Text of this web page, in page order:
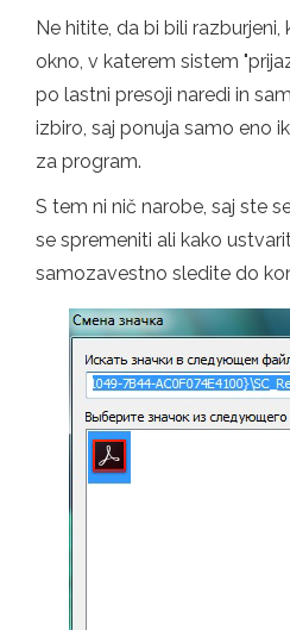
Ne hitite, da bi bili
okno, v katerem sistem
po lastni presoji naredi in
izbiro, saj ponuja samo eno
za program.
S tem ni nič narobe, saj ste
se spremeniti ali kako
samozavestno sledite do